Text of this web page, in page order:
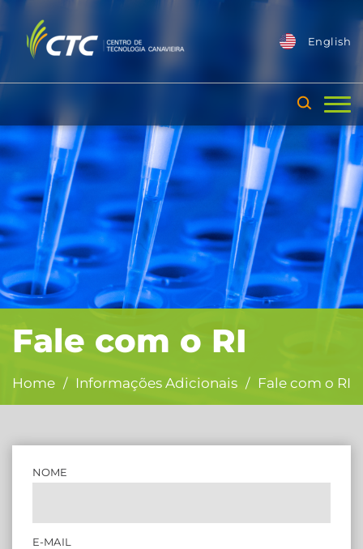
English
Fale com o RI
Home / Informações Adicionais / Fale com o RI
NOME
E-MAIL